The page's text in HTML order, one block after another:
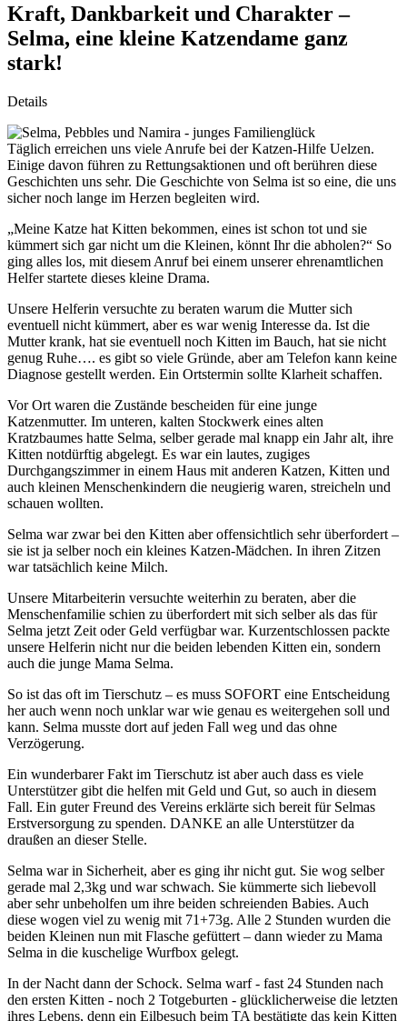
Kraft, Dankbarkeit und Charakter –
Selma, eine kleine Katzendame ganz
stark!
Details
Täglich erreichen uns viele Anrufe bei der Katzen-Hilfe Uelzen.
Einige davon führen zu Rettungsaktionen und oft berühren diese
Geschichten uns sehr. Die Geschichte von Selma ist so eine, die uns
sicher noch lange im Herzen begleiten wird.
„Meine Katze hat Kitten bekommen, eines ist schon tot und sie
kümmert sich gar nicht um die Kleinen, könnt Ihr die abholen?“ So
ging alles los, mit diesem Anruf bei einem unserer ehrenamtlichen
Helfer startete dieses kleine Drama.
Unsere Helferin versuchte zu beraten warum die Mutter sich
eventuell nicht kümmert, aber es war wenig Interesse da. Ist die
Mutter krank, hat sie eventuell noch Kitten im Bauch, hat sie nicht
genug Ruhe…. es gibt so viele Gründe, aber am Telefon kann keine
Diagnose gestellt werden. Ein Ortstermin sollte Klarheit schaffen.
Vor Ort waren die Zustände bescheiden für eine junge
Katzenmutter. Im unteren, kalten Stockwerk eines alten
Kratzbaumes hatte Selma, selber gerade mal knapp ein Jahr alt, ihre
Kitten notdürftig abgelegt. Es war ein lautes, zugiges
Durchgangszimmer in einem Haus mit anderen Katzen, Kitten und
auch kleinen Menschenkindern die neugierig waren, streicheln und
schauen wollten.
Selma war zwar bei den Kitten aber offensichtlich sehr überfordert –
sie ist ja selber noch ein kleines Katzen-Mädchen. In ihren Zitzen
war tatsächlich keine Milch.
Unsere Mitarbeiterin versuchte weiterhin zu beraten, aber die
Menschenfamilie schien zu überfordert mit sich selber als das für
Selma jetzt Zeit oder Geld verfügbar war. Kurzentschlossen packte
unsere Helferin nicht nur die beiden lebenden Kitten ein, sondern
auch die junge Mama Selma.
So ist das oft im Tierschutz – es muss SOFORT eine Entscheidung
her auch wenn noch unklar war wie genau es weitergehen soll und
kann. Selma musste dort auf jeden Fall weg und das ohne
Verzögerung.
Ein wunderbarer Fakt im Tierschutz ist aber auch dass es viele
Unterstützer gibt die helfen mit Geld und Gut, so auch in diesem
Fall. Ein guter Freund des Vereins erklärte sich bereit für Selmas
Erstversorgung zu spenden. DANKE an alle Unterstützer da
draußen an dieser Stelle.
Selma war in Sicherheit, aber es ging ihr nicht gut. Sie wog selber
gerade mal 2,3kg und war schwach. Sie kümmerte sich liebevoll
aber sehr unbeholfen um ihre beiden schreienden Babies. Auch
diese wogen viel zu wenig mit 71+73g. Alle 2 Stunden wurden die
beiden Kleinen nun mit Flasche gefüttert – dann wieder zu Mama
Selma in die kuschelige Wurfbox gelegt.
In der Nacht dann der Schock. Selma warf - fast 24 Stunden nach
den ersten Kitten - noch 2 Totgeburten - glücklicherweise die letzten
ihres Lebens, denn ein Eilbesuch beim TA bestätigte das kein Kitten